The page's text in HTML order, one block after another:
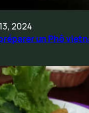
2024
un Phô